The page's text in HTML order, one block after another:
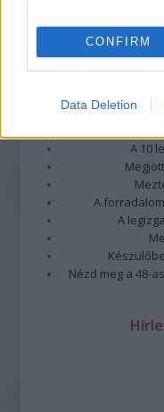
CONFIRM
Data Deletion
A 10
A
A
Nézd meg a 48-